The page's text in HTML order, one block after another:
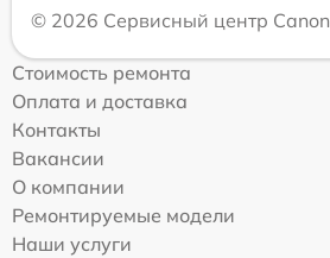
© 2026 Сервисный центр Canon
Стоимость ремонта
Оплата и доставка
Контакты
Вакансии
О компании
Ремонтируемые модели
Наши услуги